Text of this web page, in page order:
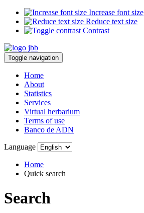
Increase font size
Reduce text size
Contrast
Toggle navigation
Home
About
Statistics
Services
Virtual herbarium
Terms of use
Banco de ADN
Language
Home
Quick search
Search